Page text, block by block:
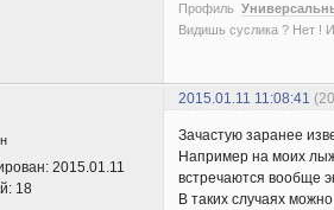
Профиль
Видишь суслика ? Нет !
2015.01.11 11:08:41
2015.01.11
18
Зачастую заранее
Например на моих
встречаются вообще
В таких случаях